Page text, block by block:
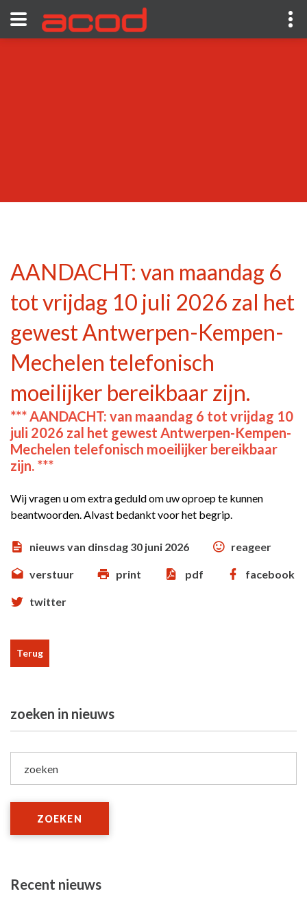
AANDACHT: van maandag 6
tot vrijdag 10 juli 2026 zal het
gewest Antwerpen-Kempen-
Mechelen telefonisch
moeilijker bereikbaar zijn.
*** AANDACHT: van maandag 6 tot vrijdag 10
juli 2026 zal het gewest Antwerpen-Kempen-
Mechelen telefonisch moeilijker bereikbaar
zijn. ***
Wij vragen u om extra geduld om uw oproep te kunnen
beantwoorden. Alvast bedankt voor het begrip.
nieuws van dinsdag 30 juni 2026 reageer
verstuur print pdf facebook
twitter
Terug
zoeken in nieuws
zoeken
ZOEKEN
Recent nieuws